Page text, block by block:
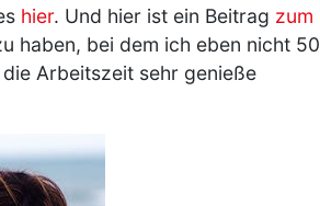
hier. Und hier ist ein Beitrag zum
haben, bei dem ich eben nicht 50
Arbeitszeit sehr genieße